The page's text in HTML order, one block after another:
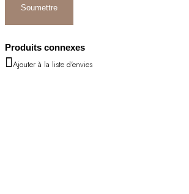
Produits connexes
Ajouter à la liste d'envies